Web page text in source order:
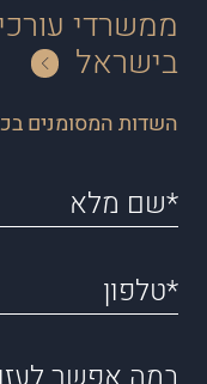
ממשרדי
בישראל
השדות המסומנים